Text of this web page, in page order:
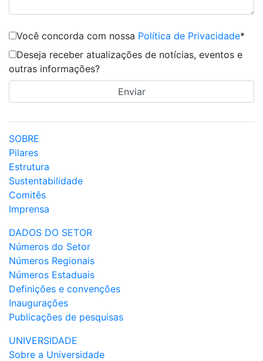
Você concorda com nossa Política de Privacidade*
Deseja receber atualizações de notícias, eventos e
outras informações?
SOBRE
Pilares
Estrutura
Sustentabilidade
Comitês
Imprensa
DADOS DO SETOR
Números do Setor
Números Regionais
Números Estaduais
Definições e convenções
Inaugurações
Publicações de pesquisas
UNIVERSIDADE
Sobre a Universidade